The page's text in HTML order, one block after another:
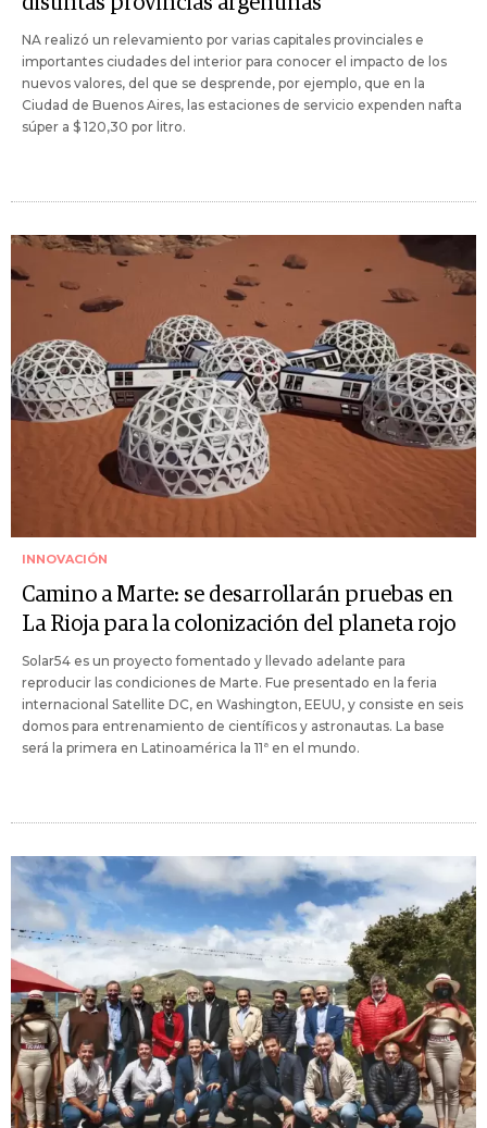
NA realizó un relevamiento por varias capitales provinciales e
importantes ciudades del interior para conocer el impacto de los
nuevos valores, del que se desprende, por ejemplo, que en la
Ciudad de Buenos Aires, las estaciones de servicio expenden nafta
súper a $ 120,30 por litro.
INNOVACIÓN
Camino a Marte: se desarrollarán pruebas en
La Rioja para la colonización del planeta rojo
Solar54 es un proyecto fomentado y llevado adelante para
reproducir las condiciones de Marte. Fue presentado en la feria
internacional Satellite DC, en Washington, EEUU, y consiste en seis
domos para entrenamiento de científicos y astronautas. La base
será la primera en Latinoamérica la 11ª en el mundo.